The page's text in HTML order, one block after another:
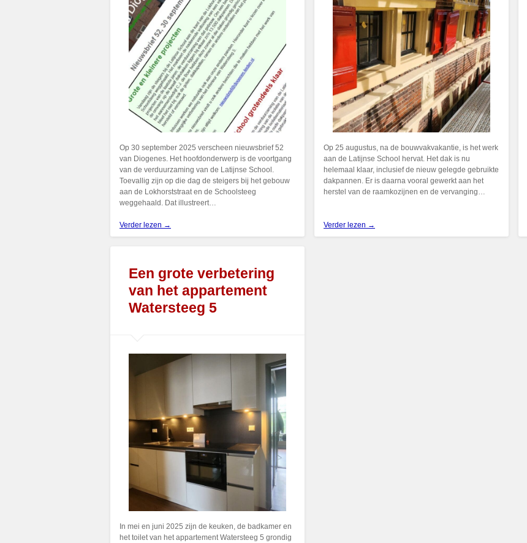
Op 30 september 2025 verscheen nieuwsbrief 52
van Diogenes. Het hoofdonderwerp is de voortgang
van de verduurzaming van de Latijnse School.
Toevallig zijn op die dag de steigers bij het gebouw
aan de Lokhorststraat en de Schoolsteeg
weggehaald. Dat illustreert…
Verder lezen →
Op 25 augustus, na de bouwvakvakantie, is het werk
aan de Latijnse School hervat. Het dak is nu
helemaal klaar, inclusief de nieuw gelegde gebruikte
dakpannen. Er is daarna vooral gewerkt aan het
herstel van de raamkozijnen en de vervanging…
Verder lezen →
Een grote verbetering
van het appartement
Watersteeg 5
In mei en juni 2025 zijn de keuken, de badkamer en
het toilet van het appartement Watersteeg 5 grondig